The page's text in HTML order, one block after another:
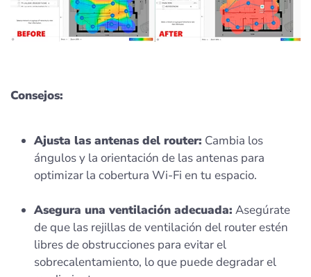
Consejos:
Ajusta las antenas del router: Cambia los
ángulos y la orientación de las antenas para
optimizar la cobertura Wi-Fi en tu espacio.
Asegura una ventilación adecuada: Asegúrate
de que las rejillas de ventilación del router estén
libres de obstrucciones para evitar el
sobrecalentamiento, lo que puede degradar el